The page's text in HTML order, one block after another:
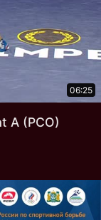
06:25
А (РСО)